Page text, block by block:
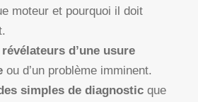
moteur et pourquoi il doit
d’une usure
ou d’un problème imminent.
simples de diagnostic que